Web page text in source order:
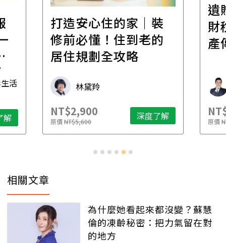
活
解
打造安心住的家｜裝
修前必懂！住到老的
居住規劃全攻略
林黛羚
NT$2,900
原價NT$5,600 深度了解
遺
財
產
原價
相關文章
為什麼她看起來都沒變？蘇慧
倫的凍齡秘密：把力氣留在對
的地方